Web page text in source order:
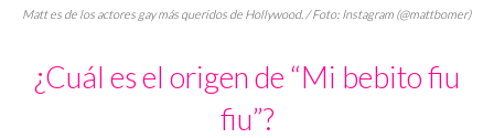
Matt es de los actores gay más queridos de Hollywood. / Foto: Instagram (@mattbomer)
¿Cuál es el origen de “Mi bebito fiu
fiu”?